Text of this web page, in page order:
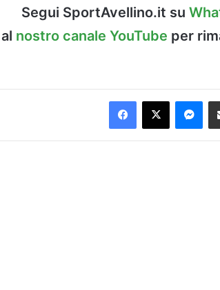
Segui SportAvellino.it su
nostro canale YouTube per
Facebook
X